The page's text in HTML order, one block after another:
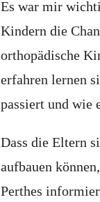
Es war mir
Kindern die
orthopädische
erfahren lernen
passiert und wie
Dass die Eltern
aufbauen
Perthes